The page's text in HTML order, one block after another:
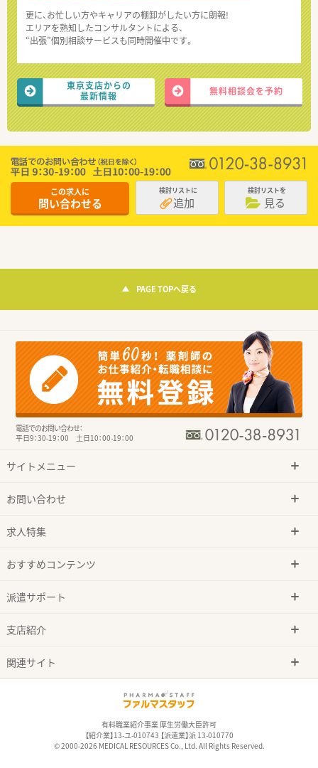
更に、お忙しい方やキャリアの棚卸がしたい方に朗報!
エリアを熟知したコンサルタントによる、
“出張”個別相談サービスも同時開催中です。
東京支店からの
最新情報
無料相談会を予約
この求人に
問い合わせる
検討リストに
追加
検討リストを
見る
PAGE TOPへ戻る
電話でのお問い合わせ：
平日9：30-19：00 土日10：00-19：00
サイトメニュー
お問い合わせ
求人特集
おすすめコンテンツ
派遣サポート
支店紹介
関連サイト
有料職業紹介事業 厚生労働大臣許可
【紹介業】13-ユ-010743 【派遣業】派 13-010770
© 2000-2026 MEDICAL RESOURCES Co., Ltd. All Rights Reserved.